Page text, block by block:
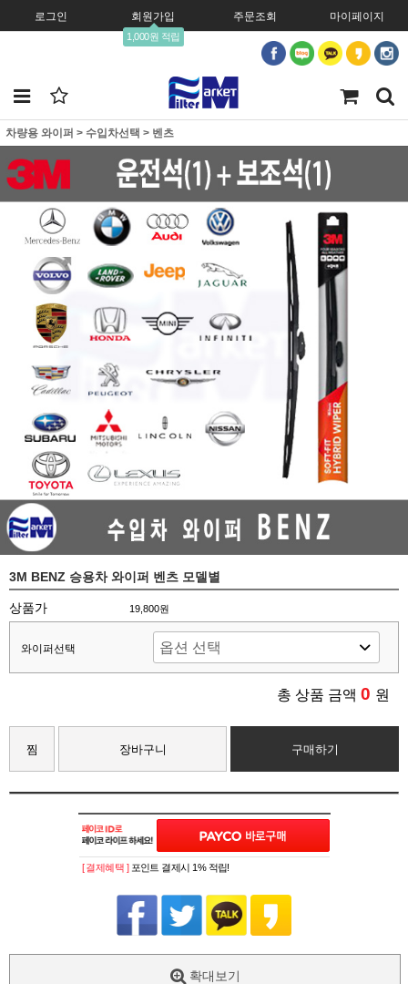
로그인 회원가입
1,000원 적립
주문조회 마이페이지
차량용 와이퍼 > 수입차선택 > 벤츠
3M BENZ 승용차 와이퍼 벤츠 모델별
상품가 19,800원
와이퍼선택
총 상품 금액 0 원
찜 장바구니 구매하기
[ 결제혜택 ] 포인트 결제시 1% 적립!
확대보기